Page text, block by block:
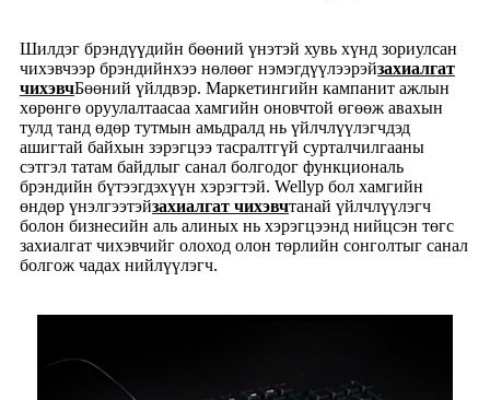
Шилдэг брэндүүдийн бөөний үнэтэй хувь хүнд зориулсан
чихэвчээр брэндийнхээ нөлөөг нэмэгдүүлээрэйзахиалгат
чихэвчБөөний үйлдвэр. Маркетингийн кампанит ажлын
хөрөнгө оруулалтаасаа хамгийн оновчтой өгөөж авахын
тулд танд өдөр тутмын амьдралд нь үйлчлүүлэгчдэд
ашигтай байхын зэрэгцээ тасралтгүй сурталчилгааны
сэтгэл татам байдлыг санал болгодог функциональ
брэндийн бүтээгдэхүүн хэрэгтэй. Wellyp бол хамгийн
өндөр үнэлгээтэйзахиалгат чихэвчтанай үйлчлүүлэгч
болон бизнесийн аль алиных нь хэрэгцээнд нийцсэн төгс
захиалгат чихэвчийг олоход олон төрлийн сонголтыг санал
болгож чадах нийлүүлэгч.